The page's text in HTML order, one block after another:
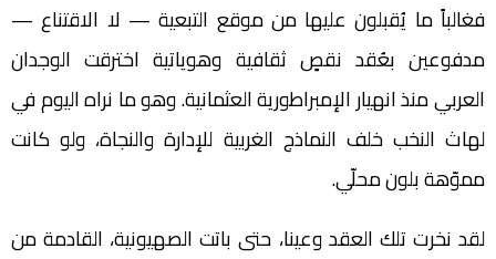
فغالباً ما يُقبلون عليها من موقع التبعية — لا الاقتناع —
مدفوعين بعُقد نقصٍ ثقافية وهوياتية اخترقت الوجدان
العربي منذ انهيار الإمبراطورية العثمانية. وهو ما نراه اليوم في
لهاث النخب خلف النماذج الغربية للإدارة والنجاة، ولو كانت
مموّهة بلون محلّي.
لقد نخرت تلك العقد وعينا، حتى باتت الصهيونية، القادمة من